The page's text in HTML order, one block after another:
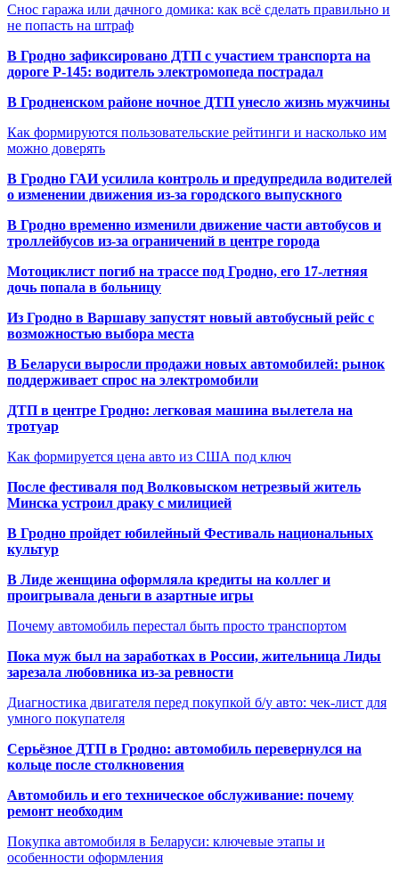
Снос гаража или дачного домика: как всё сделать правильно и
не попасть на штраф
В Гродно зафиксировано ДТП с участием транспорта на
дороге Р-145: водитель электромопеда пострадал
В Гродненском районе ночное ДТП унесло жизнь мужчины
Как формируются пользовательские рейтинги и насколько им
можно доверять
В Гродно ГАИ усилила контроль и предупредила водителей
о изменении движения из-за городского выпускного
В Гродно временно изменили движение части автобусов и
троллейбусов из-за ограничений в центре города
Мотоциклист погиб на трассе под Гродно, его 17-летняя
дочь попала в больницу
Из Гродно в Варшаву запустят новый автобусный рейс с
возможностью выбора места
В Беларуси выросли продажи новых автомобилей: рынок
поддерживает спрос на электромобили
ДТП в центре Гродно: легковая машина вылетела на
тротуар
Как формируется цена авто из США под ключ
После фестиваля под Волковыском нетрезвый житель
Минска устроил драку с милицией
В Гродно пройдет юбилейный Фестиваль национальных
культур
В Лиде женщина оформляла кредиты на коллег и
проигрывала деньги в азартные игры
Почему автомобиль перестал быть просто транспортом
Пока муж был на заработках в России, жительница Лиды
зарезала любовника из-за ревности
Диагностика двигателя перед покупкой б/у авто: чек-лист для
умного покупателя
Серьёзное ДТП в Гродно: автомобиль перевернулся на
кольце после столкновения
Автомобиль и его техническое обслуживание: почему
ремонт необходим
Покупка автомобиля в Беларуси: ключевые этапы и
особенности оформления